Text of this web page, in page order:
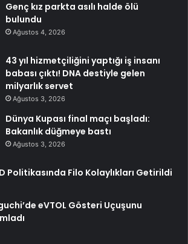
Genç kız parkta asılı halde ölü
bulundu
Ağustos 4, 2026
43 yıl hizmetçiliğini yaptığı iş insanı
babası çıktı! DNA destiyle gelen
milyarlık servet
Ağustos 3, 2026
Dünya Kupası final maçı başladı:
Bakanlık düğmeye bastı
Ağustos 3, 2026
Politikasında Filo Kolaylıkları Getirildi
eVTOL Gösteri Uçuşunu